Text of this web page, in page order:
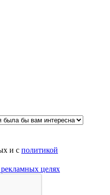
и с политикой
целях